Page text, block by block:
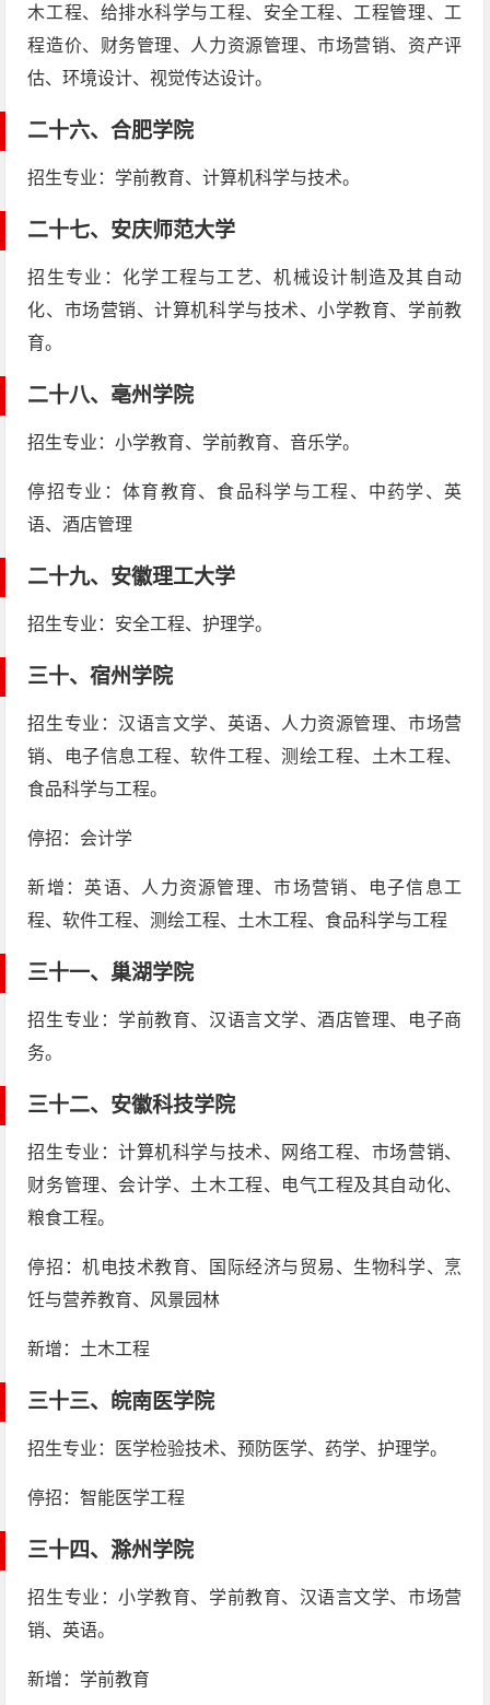
木工程、给排水科学与工程、安全工程、工程管理、工
程造价、财务管理、人力资源管理、市场营销、资产评
估、环境设计、视觉传达设计。
二十六、合肥学院
招生专业：学前教育、计算机科学与技术。
二十七、 安庆师范大学
招生专业：化学工程与工艺、机械设计制造及其自动
化、市场营销、计算机科学与技术、小学教育、学前教
育。
二十八、 亳州学院
招生专业：小学教育、学前教育、音乐学。
停招专业：体育教育、食品科学与工程、中药学、英
语、酒店管理
二十九、 安徽理工大学
招生专业：安全工程、护理学。
三十、宿州学院
招生专业：汉语言文学、英语、人力资源管理、市场营
销、电子信息工程、软件工程、测绘工程、土木工程、
食品科学与工程。
停招：会计学
新增：英语、人力资源管理、市场营销、电子信息工
程、软件工程、测绘工程、土木工程、食品科学与工程
三十一、 巢湖学院
招生专业：学前教育、汉语言文学、酒店管理、电子商
务。
三十二、 安徽科技学院
招生专业：计算机科学与技术、网络工程、市场营销、
财务管理、会计学、土木工程、电气工程及其自动化、
粮食工程。
停招：机电技术教育、国际经济与贸易、生物科学、烹
饪与营养教育、风景园林
新增：土木工程
三十三、 皖南医学院
招生专业：医学检验技术、预防医学、药学、护理学。
停招：智能医学工程
三十四、滁州学院
招生专业：小学教育、学前教育、汉语言文学、市场营
销、英语。
新增：学前教育